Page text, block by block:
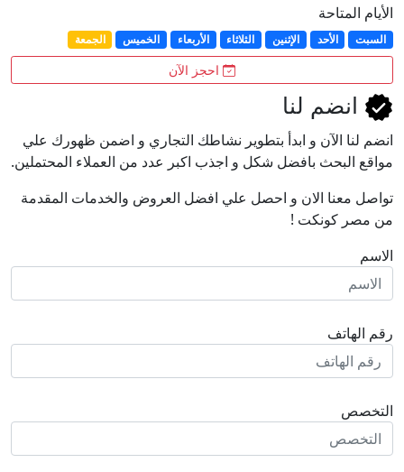
الأيام المتاحة
السبت الأحد الإثنين الثلاثاء الأربعاء الخميس الجمعة
احجز الآن
انضم لنا
انضم لنا اﻵن و ابدأ بتطوير نشاطك التجاري و اضمن ظهورك علي
مواقع البحث بافضل شكل و اجذب اكبر عدد من العملاء المحتملين.
تواصل معنا الان و احصل علي افضل العروض والخدمات المقدمة
من مصر كونكت !
الاسم
رقم الهاتف
التخصص